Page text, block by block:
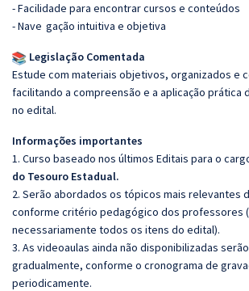
- Facilidade para encontrar cursos e conteúdos
- Nave gação intuitiva e objetiva
Legislação Comentada
Estude com materiais objetivos, organizados e
facilitando a compreensão e a aplicação prática
no edital.
Informações importantes
1. Curso baseado nos últimos Editais para o
do Tesouro Estadual.
2. Serão abordados os tópicos mais relevantes
conforme critério pedagógico dos professores
necessariamente todos os itens do edital).
3. As videoaulas ainda não disponibilizadas
gradualmente, conforme o cronograma de
periodicamente.